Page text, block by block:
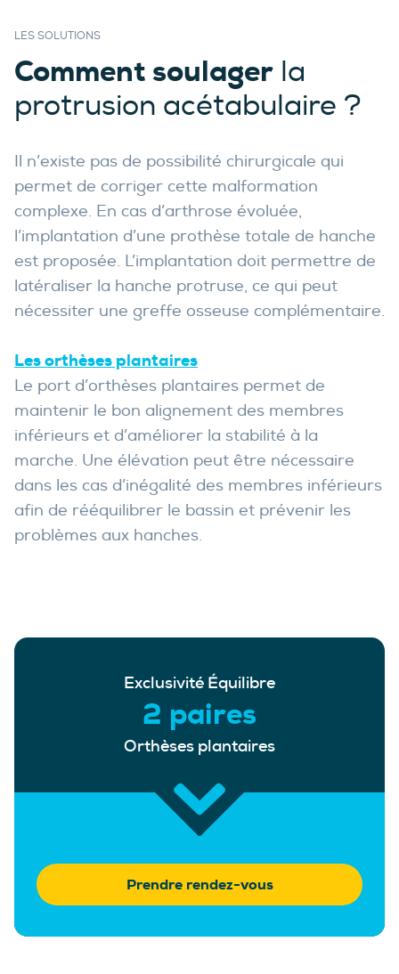
LES SOLUTIONS
Comment soulager la
protrusion acétabulaire ?
Il n’existe pas de possibilité chirurgicale qui
permet de corriger cette malformation
complexe. En cas d’arthrose évoluée,
l’implantation d’une prothèse totale de hanche
est proposée. L’implantation doit permettre de
latéraliser la hanche protruse, ce qui peut
nécessiter une greffe osseuse complémentaire.
Les orthèses plantaires
Le port d’orthèses plantaires permet de
maintenir le bon alignement des membres
inférieurs et d’améliorer la stabilité à la
marche. Une élévation peut être nécessaire
dans les cas d’inégalité des membres inférieurs
afin de rééquilibrer le bassin et prévenir les
problèmes aux hanches.
Exclusivité Équilibre
2 paires
Orthèses plantaires
Prendre rendez-vous